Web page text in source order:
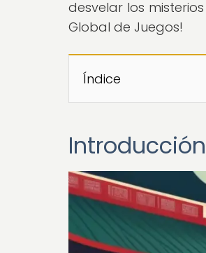
desvelar los
Global de Juegos!
Índice